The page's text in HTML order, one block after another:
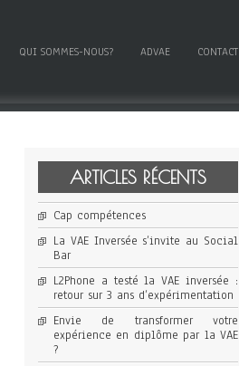
QUI SOMMES-NOUS? ADVAE CONTACT
ARTICLES RÉCENTS
Cap compétences
La VAE Inversée s’invite au Social
Bar
L2Phone a testé la VAE inversée :
retour sur 3 ans d’expérimentation
Envie de transformer votre
expérience en diplôme par la VAE
?